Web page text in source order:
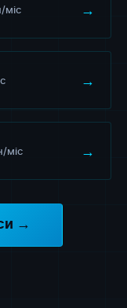
міс →
→
міс →
→